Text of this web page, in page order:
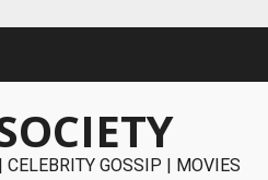
CELEBRITY GOSSIP | MOVIES